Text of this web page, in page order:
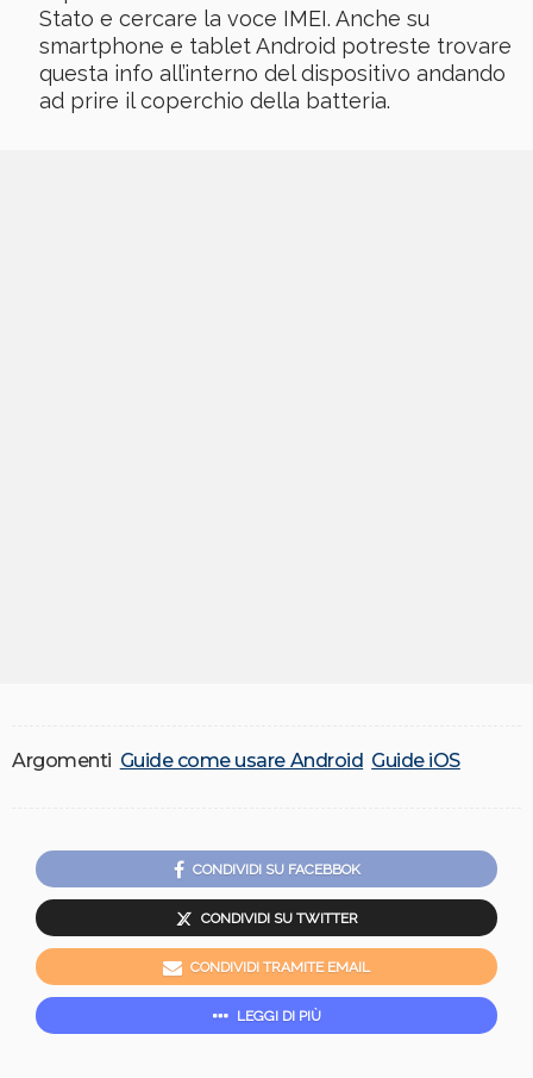
Stato e cercare la voce IMEI. Anche su
smartphone e tablet Android potreste trovare
questa info all’interno del dispositivo andando
ad prire il coperchio della batteria.
Argomenti Guide come usare Android Guide iOS
CONDIVIDI SU FACEBBOK
CONDIVIDI SU TWITTER
CONDIVIDI TRAMITE EMAIL
LEGGI DI PIÙ